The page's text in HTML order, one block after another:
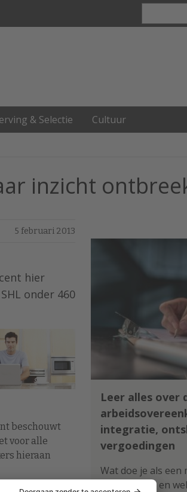
& Selectie
Cultuur
inzicht
5 februari 2013
hier
onder 460
beschouwt
voor alle
hieraan
Leer alles over
integratie,
vergoedingen
Wat doe je als
functioneert en